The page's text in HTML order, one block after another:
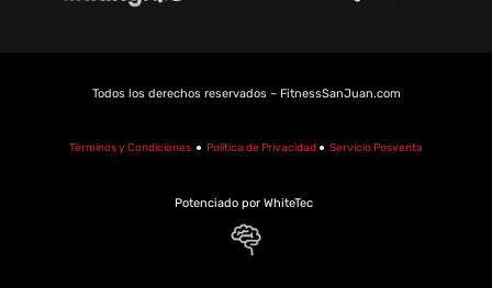
Todos los derechos reservados – FitnessSanJuan.com
Términos y Condiciones ● Política de Privacidad ● Servicio Posventa
Potenciado por WhiteTec